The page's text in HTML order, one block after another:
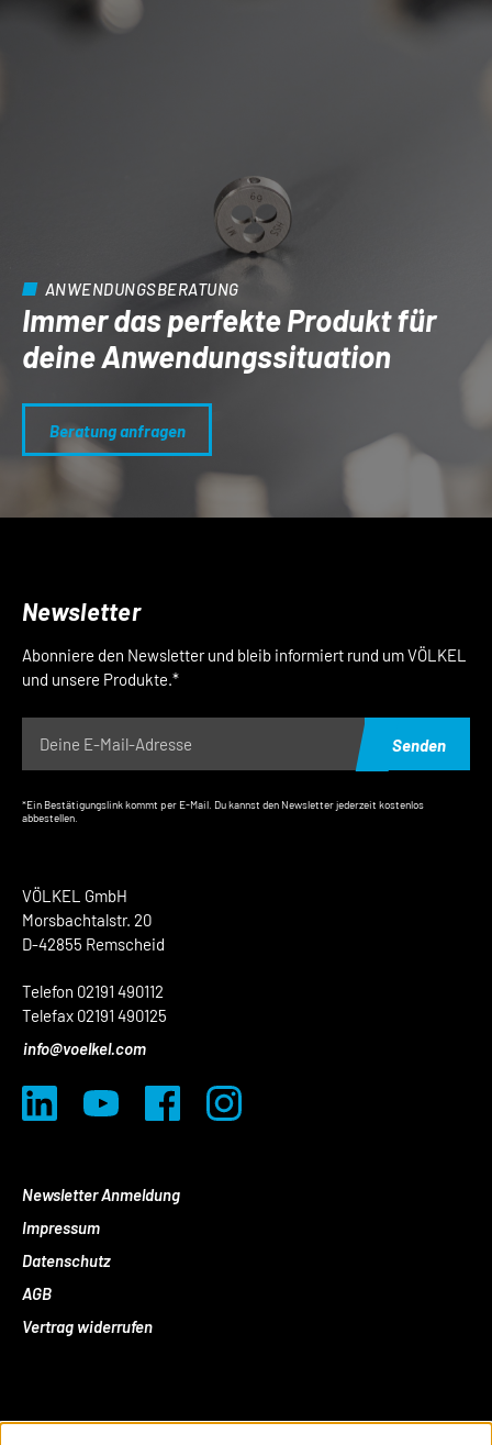
ANWENDUNGSBERATUNG
Immer das perfekte Produkt für
deine Anwendungs­situation
Beratung anfragen
VÖLKEL GmbH
Morsbachtalstr. 20
D-42855 Remscheid
Telefon 02191 490112
Telefax 02191 490125
info@voelkel.com
Newsletter Anmeldung
Impressum
Datenschutz
AGB
Vertrag widerrufen
Newsletter
Abonniere den Newsletter und bleib informiert rund um VÖLKEL
und unsere Produkte.*
Senden
*Ein Bestätigungslink kommt per E-Mail. Du kannst den Newsletter jederzeit kostenlos
abbestellen.